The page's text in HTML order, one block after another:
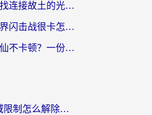
在异国他乡，寻找连接故土的光明大陆免费加速器
在海外玩坦克世界闪击战很卡怎么办？老玩家亲测有效的加速器选择指南
欧洲怎么玩新诛仙不卡顿？一份给海外游子的国服游戏畅玩指南
优酷手机app地域限制怎么解除？海外党亲测有效的追剧方案